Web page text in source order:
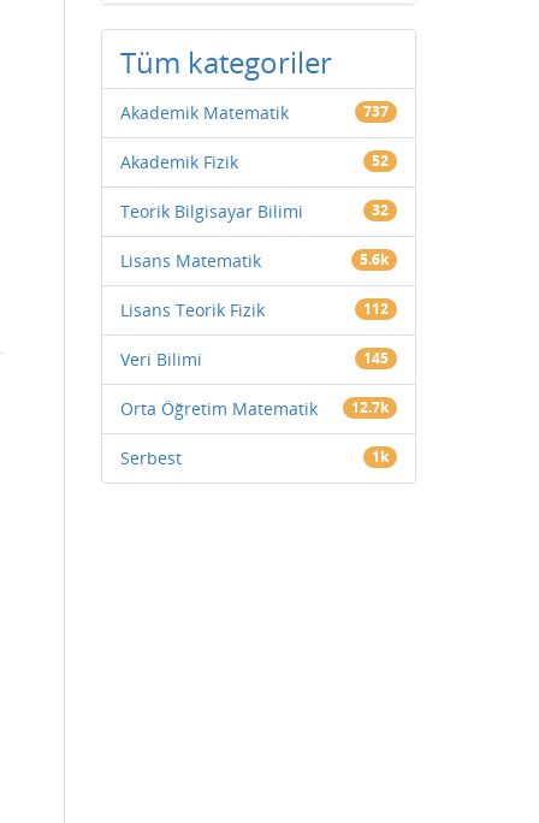
Tüm kategoriler
Akademik Matematik 737
Akademik Fizik 52
Teorik Bilgisayar Bilimi 32
Lisans Matematik 5.6k
Lisans Teorik Fizik 112
Veri Bilimi 145
Orta Öğretim Matematik 12.7k
Serbest 1k